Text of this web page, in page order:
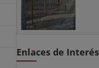
Enlaces de Interés